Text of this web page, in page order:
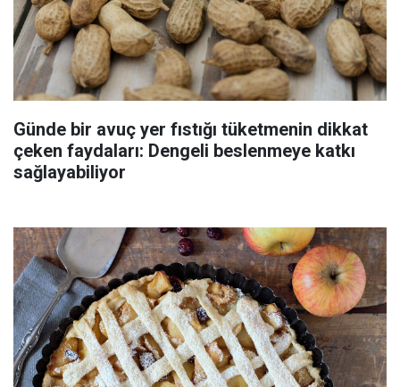
Günde bir avuç yer fıstığı tüketmenin dikkat
çeken faydaları: Dengeli beslenmeye katkı
sağlayabiliyor